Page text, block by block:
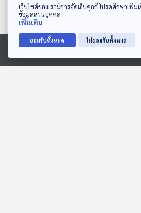
ดาวน์โหลด Thai PBS Podcast Application
Ⓒ 2020 องค์การกระจายเสียงและแพร่ภาพสาธารณะแห่งประเทศไทย
เว็บไซต์ของเรามีการจัดเก็บคุกกี้ โปรดศึกษาเพิ่
ข้อมูลส่วนบุคคล
เพิ่มเติม
ยอมรับทั้งหมด ไม่ยอมรับทั้งหมด